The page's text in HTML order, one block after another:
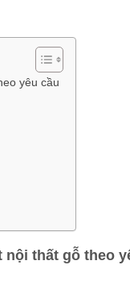
yêu cầu
nội thất gỗ theo